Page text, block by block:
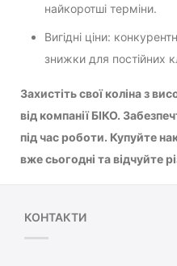
найкоротші терміни.
Вигідні ціни:
знижки для постійних
Захистіть свої коліна з
від компанії БІКО.
під час роботи. Купуйте
вже сьогодні та відчуйте
КОНТАКТИ